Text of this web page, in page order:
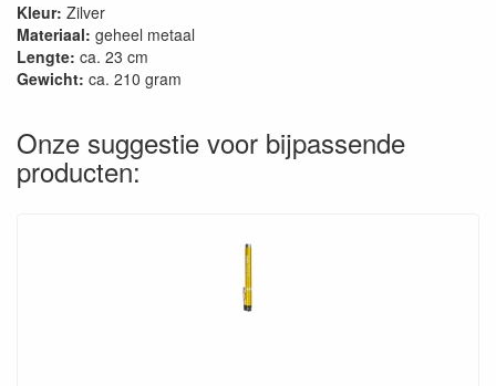
Kleur: Zilver
Materiaal: geheel metaal
Lengte: ca. 23 cm
Gewicht: ca. 210 gram
Onze suggestie voor bijpassende
producten: